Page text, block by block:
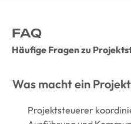
FAQ
Häufige Fragen zu
Was macht ein
Projektsteuerer